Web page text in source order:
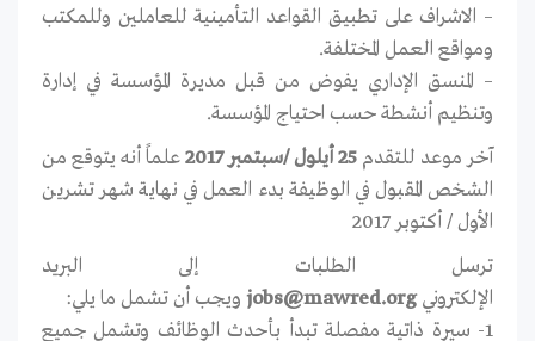
– الاشراف على تطبيق القواعد التأمينية للعاملين وللمكتب
ومواقع العمل المختلفة.
– المنسق الإداري يفوض من قبل مديرة المؤسسة في إدارة
وتنظيم أنشطة حسب احتياج المؤسسة.
آخر موعد للتقدم 25 أيلول /سبتمبر 2017
علماً أنه يتوقع من
الشخص المقبول في الوظيفة بدء العمل في نهاية شهر تشرين
الأول / أكتوبر 2017
ترسل الطلبات إلى البريد
الإلكترونيjobs@mawred.org ويجب أن تشمل ما يلي:
1- سيرة ذاتية مفصلة تبدأ بأحدث الوظائف وتشمل جميع